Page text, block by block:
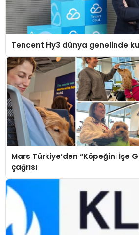
Tencent Hy3 dünya genelinde
Mars Türkiye’den “Köpeğini İşe
çağrısı